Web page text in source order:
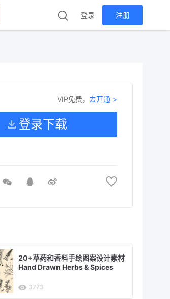
登录 注册
VIP免费，去开通 >
登录下载
20+草药和香料手绘图案设计素材
Hand Drawn Herbs & Spices
3773